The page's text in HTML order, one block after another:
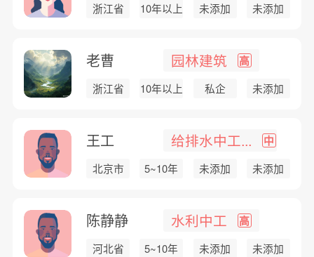
浙江省 10年以上 未添加 未添加
老曹 园林建筑 高
浙江省 10年以上 私企 未添加
王工 给排水中工... 中
北京市 5~10年 未添加 未添加
陈静静 水利中工 高
河北省 5~10年 未添加 未添加